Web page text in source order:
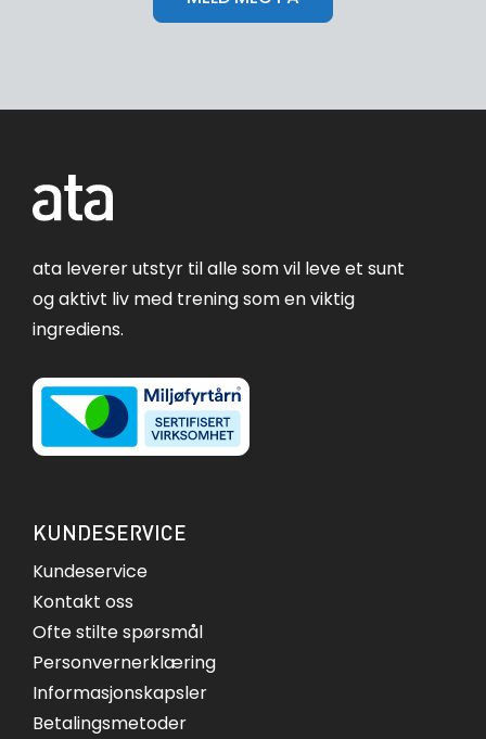
ata leverer utstyr til alle som vil leve et sunt
og aktivt liv med trening som en viktig
ingrediens.
KUNDESERVICE
Kundeservice
Kontakt oss
Ofte stilte spørsmål
Personvernerklæring
Informasjonskapsler
Betalingsmetoder